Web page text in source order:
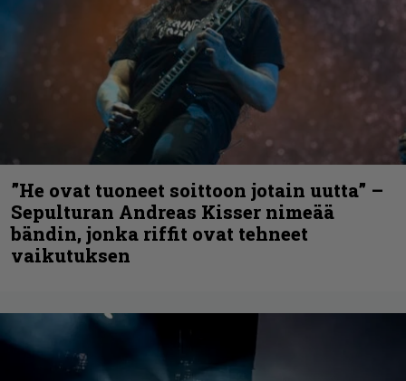
”He ovat tuoneet soittoon jotain uutta” –
Sepulturan Andreas Kisser nimeää
bändin, jonka riffit ovat tehneet
vaikutuksen